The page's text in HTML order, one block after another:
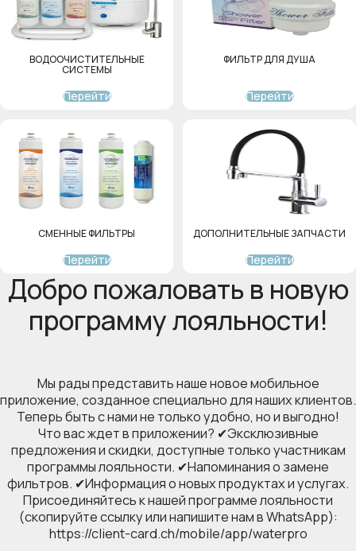
ВОДООЧИСТИТЕЛЬНЫЕ
СИСТЕМЫ
Перейти
ФИЛЬТР ДЛЯ ДУША
Перейти
СМЕННЫЕ ФИЛЬТРЫ
Перейти
ДОПОЛНИТЕЛЬНЫЕ ЗАПЧАСТИ
Перейти
Добро пожаловать в новую
программу лояльности!
Мы рады представить наше новое мобильное
приложение, созданное специально для наших клиентов.
Теперь быть с нами не только удобно, но и выгодно!
Что вас ждет в приложении? ✔Эксклюзивные
предложения и скидки, доступные только участникам
программы лояльности. ✔Напоминания о замене
фильтров. ✔Информация о новых продуктах и услугах.
Присоединяйтесь к нашей программе лояльности
(скопируйте ссылку или напишите нам в WhatsApp):
https://client-card.ch/mobile/app/waterpro